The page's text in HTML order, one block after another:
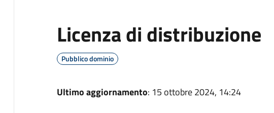
Licenza di distribuzione
Pubblico dominio
Ultimo aggiornamento: 15 ottobre 2024, 14:24